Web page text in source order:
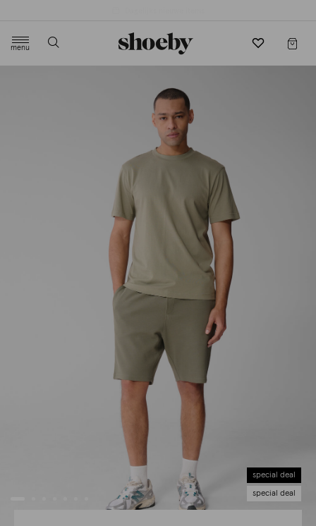
menu
special deal
special deal